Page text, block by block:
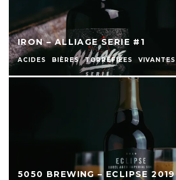
IRON – ALLIAGE SERIE #1
ACIDES BIÈRES TORRÉFIÉES VIVANTES
5050 BREWING – ECLIPSE 2019